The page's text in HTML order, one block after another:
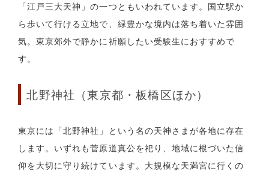
「江戸三大天神」の一つともいわれています。国立駅か
ら歩いて行ける立地で、緑豊かな境内は落ち着いた雰囲
気。東京郊外で静かに祈願したい受験生におすすめで
す。
北野神社（東京都・板橋区ほか）
東京には「北野神社」という名の天神さまが各地に存在
します。いずれも菅原道真公を祀り、地域に根づいた信
仰を大切に守り続けています。大規模な天満宮に行くの